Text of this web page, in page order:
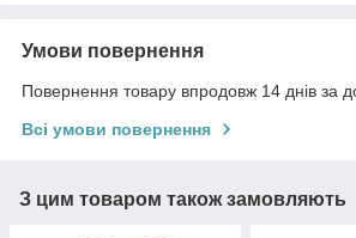
Умови повернення
Повернення товару впродовж 14 днів за
Всі умови повернення
З цим товаром також замовляють